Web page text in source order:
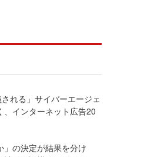
される」サイバーエージェ
、インターネット広告20
」の決定が結果を分け